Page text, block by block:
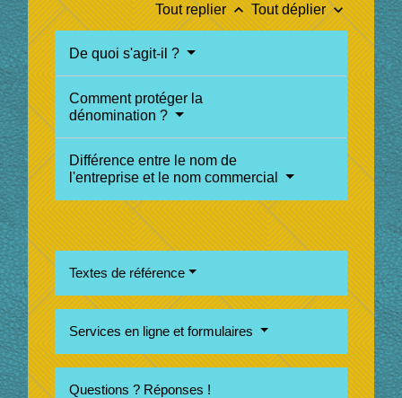
Tout replierkeyboard_arrow_up Tout déplierkeyboard_arrow_down
De quoi s'agit-il ?
Comment protéger la
dénomination ?
Différence entre le nom de
l'entreprise et le nom commercial
Textes de référence
Services en ligne et formulaires
Questions ? Réponses !